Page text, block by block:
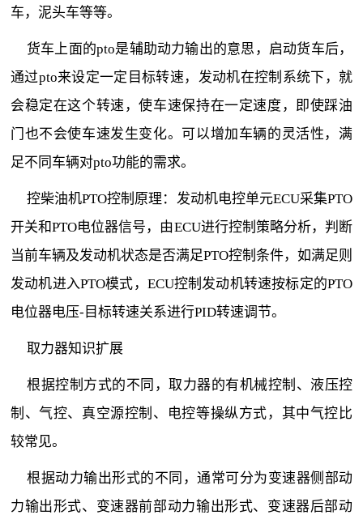
车，泥头车等等。
货车上面的pto是辅助动力输出的意思，启动货车后，
通过pto来设定一定目标转速，发动机在控制系统下，就
会稳定在这个转速，使车速保持在一定速度，即使踩油
门也不会使车速发生变化。可以增加车辆的灵活性，满
足不同车辆对pto功能的需求。
控柴油机PTO控制原理：发动机电控单元ECU采集PTO
开关和PTO电位器信号，由ECU进行控制策略分析，判断
当前车辆及发动机状态是否满足PTO控制条件，如满足则
发动机进入PTO模式，ECU控制发动机转速按标定的PTO
电位器电压-目标转速关系进行PID转速调节。
取力器知识扩展
根据控制方式的不同，取力器的有机械控制、液压控
制、气控、真空源控制、电控等操纵方式，其中气控比
较常见。
根据动力输出形式的不同，通常可分为变速器侧部动
力输出形式、变速器前部动力输出形式、变速器后部动